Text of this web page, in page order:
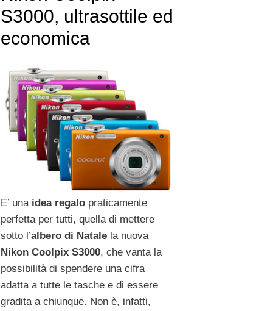
S3000, ultrasottile ed
economica
E’ unaidea regalo praticamente
perfetta per tutti, quella di mettere
sotto l’albero di Natalela nuova
Nikon Coolpix S3000, che vanta la
possibilità di spendere una cifra
adatta a tutte le tasche e di essere
gradita a chiunque. Non è, infatti,